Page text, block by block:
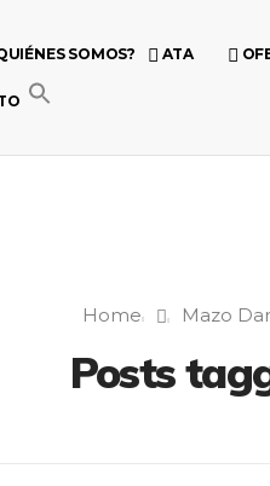
SOMOS? ATA
Home Mazo
Posts